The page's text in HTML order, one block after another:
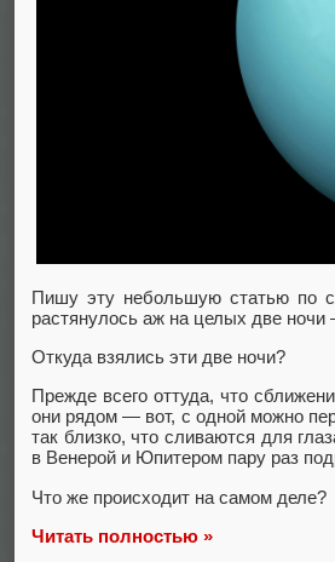
Пишу эту небольшую статью по
растянулось аж на целых две ночи
Откуда взялись эти две ночи?
Прежде всего оттуда, что
они рядом — вот, с одной можно
так близко, что сливаются для
в Венерой и Юпитером пару раз
Что же происходит на самом деле?
Читать полностью »